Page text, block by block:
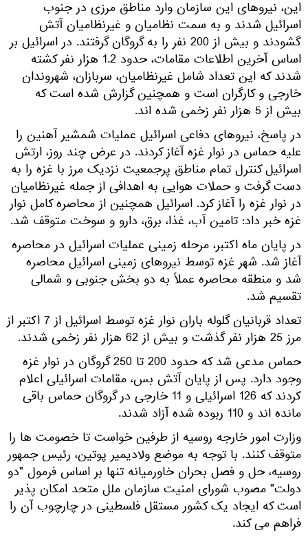
این، نیروهای این سازمان وارد مناطق مرزی در جنوب
اسرائیل شدند و به سمت نظامیان و غیرنظامیان آتش
گشودند و بیش از 200 نفر را به گروگان گرفتند. در اسرائیل بر
اساس آخرین اطلاعات مقامات، حدود 1.2 هزار نفر کشته
شدند که این تعداد شامل غیرنظامیان، سربازان، شهروندان
خارجی و کارگران است و همچنین گزارش شده است که
بیش از 5 هزار نفر زخمی شده اند.
در پاسخ، نیروهای دفاعی اسرائیل عملیات شمشیر آهنین را
علیه حماس در نوار غزه آغاز کردند. در عرض چند روز، ارتش
اسرائیل کنترل تمام مناطق پرجمعیت نزدیک مرز با غزه را به
دست گرفت و حملات هوایی به اهدافی از جمله غیرنظامیان
در نوار غزه را آغاز کرد. اسرائیل همچنین از محاصره کامل نوار
غزه خبر داد: تامین آب، غذا، برق، دارو و سوخت متوقف شد.
در پایان ماه اکتبر، مرحله زمینی عملیات اسرائیل در محاصره
آغاز شد. شهر غزه توسط نیروهای زمینی اسرائیل محاصره
شد و منطقه محاصره عملاً به دو بخش جنوبی و شمالی
تقسیم شد.
تعداد قربانیان گلوله باران نوار غزه توسط اسرائیل از 7 اکتبر از
مرز 25 هزار نفر گذشت و بیش از 62 هزار نفر زخمی شدند.
حماس مدعی شد که حدود 200 تا 250 گروگان در نوار غزه
وجود دارد. پس از پایان آتش بس، مقامات اسرائیلی اعلام
کردند که 126 اسرائیلی و 11 خارجی در گروگان حماس باقی
مانده اند و 110 ربوده شده آزاد شدند.
وزارت امور خارجه روسیه از طرفین خواست تا خصومت ها را
متوقف کنند. با توجه به موضع ولادیمیر پوتین، رئیس جمهور
روسیه، حل و فصل بحران خاورمیانه تنها بر اساس فرمول "دو
دولت" مصوب شورای امنیت سازمان ملل متحد امکان پذیر
است که ایجاد یک کشور مستقل فلسطینی در چارچوب آن را
فراهم می کند.